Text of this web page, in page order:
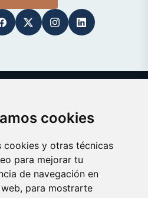
cookies
cookies y otras técnicas
para mejorar tu
de navegación en
para mostrarte